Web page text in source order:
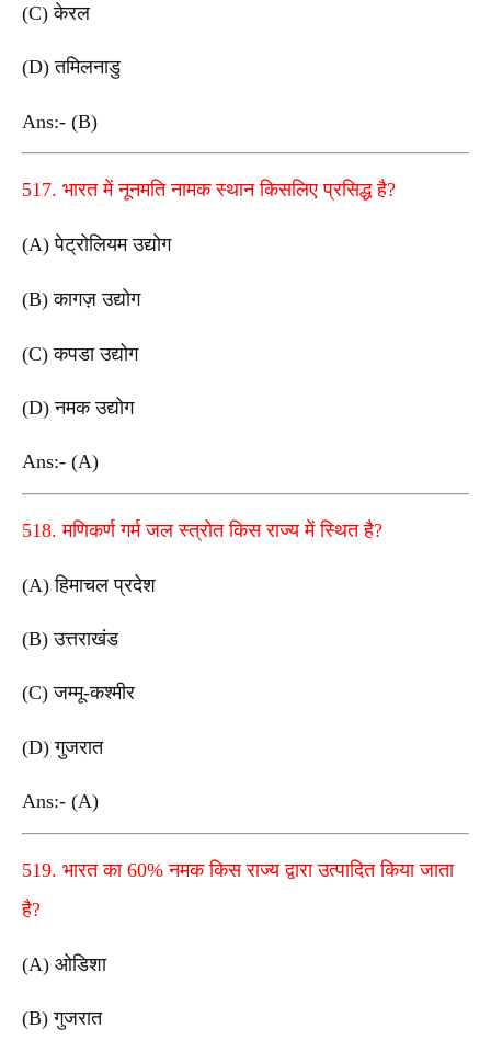
(C) केरल
(D) तमिलनाडु
Ans:- (B)
517. भारत में नूनमति नामक स्थान किसलिए प्रसिद्ध है?
(A) पेट्रोलियम उद्योग
(B) कागज़ उद्योग
(C) कपडा उद्योग
(D) नमक उद्योग
Ans:- (A)
518. मणिकर्ण गर्म जल स्त्रोत किस राज्य में स्थित है?
(A) हिमाचल प्रदेश
(B) उत्तराखंड
(C) जम्मू-कश्मीर
(D) गुजरात
Ans:- (A)
519. भारत का 60% नमक किस राज्य द्वारा उत्पादित किया जाता
है?
(A) ओडिशा
(B) गुजरात